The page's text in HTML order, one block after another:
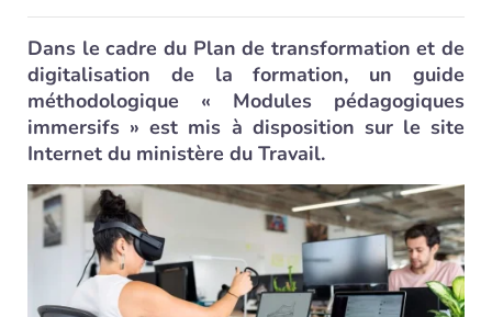
Dans le cadre du Plan de transformation et de
digitalisation de la formation, un guide
méthodologique « Modules pédagogiques
immersifs » est mis à disposition sur le site
Internet du ministère du Travail.